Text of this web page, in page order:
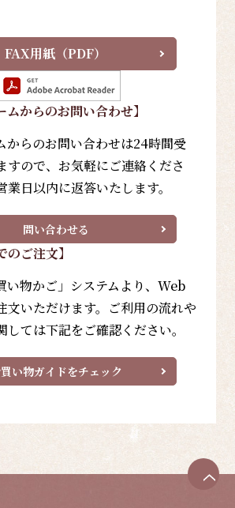
FAX用紙（PDF）
ムからのお問い合わせ】
からのお問い合わせは24時間受
すので、お気軽にご連絡くださ
業日以内に返答いたします。
問い合わせる
のご注文】
い物かご」システムより、Web
文いただけます。ご利用の流れや
しては下記をご確認ください。
い物ガイドをチェック
ペ